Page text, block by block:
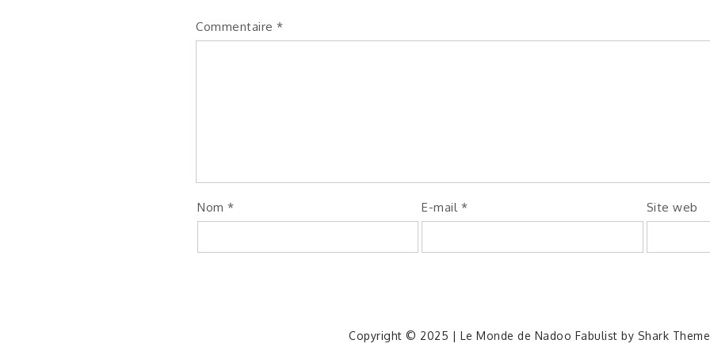
Commentaire *
Nom * E-mail * Site web
Copyright © 2025 | Le Monde de Nadoo Fabulist by Shark